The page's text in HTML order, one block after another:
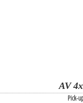
AV
Pick-